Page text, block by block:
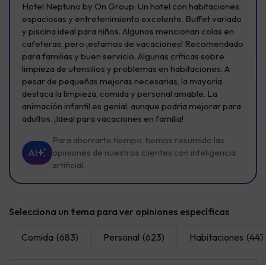
Hotel Neptuno by On Group: Un hotel con habitaciones
espaciosas y entretenimiento excelente. Buffet variado
y piscina ideal para niños. Algunos mencionan colas en
cafeteras, pero ¡estamos de vacaciones! Recomendado
para familias y buen servicio. Algunas críticas sobre
limpieza de utensilios y problemas en habitaciones. A
pesar de pequeñas mejoras necesarias, la mayoría
destaca la limpieza, comida y personal amable. La
animación infantil es genial, aunque podría mejorar para
adultos. ¡Ideal para vacaciones en familia!
AI
Para ahorrarte tiempo, hemos resumido las
opiniones de nuestros clientes con inteligencia
artificial.
Selecciona un tema para ver opiniones específicas
Comida (683) Personal (623) Habitaciones